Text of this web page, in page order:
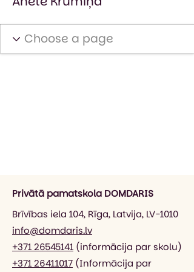
Privātā pamatskola DOMDARIS
Brīvības iela 104, Rīga, Latvija, LV-1010
info@domdaris.lv
+371 26545141 (informācija par skolu)
+371 26411017 (Informācija par